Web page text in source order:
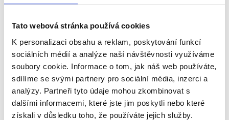
Tato webová stránka používá cookies
K personalizaci obsahu a reklam, poskytování funkcí
sociálních médií a analýze naší návštěvnosti využíváme
soubory cookie. Informace o tom, jak náš web používáte,
sdílíme se svými partnery pro sociální média, inzerci a
analýzy. Partneři tyto údaje mohou zkombinovat s
dalšími informacemi, které jste jim poskytli nebo které
získali v důsledku toho, že používáte jejich služby.
shrnutí nejzajímavějších článků a analýz.
Začněte nás odebírat, a mějte tak
přehled o tom, jaké dezinformace a
nepravdy se zrovna v Česku šíří.
Newsletter WhatsApp